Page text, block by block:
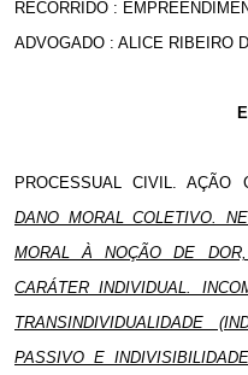
RECORRIDO :
ADVOGADO : ALICE RIBEIRO
PROCESSUAL CIVIL. AÇÃO
DANO MORAL COLETIVO.
MORAL À NOÇÃO DE
CARÁTER INDIVIDUAL.
TRANSINDIVIDUALIDADE
PASSIVO E